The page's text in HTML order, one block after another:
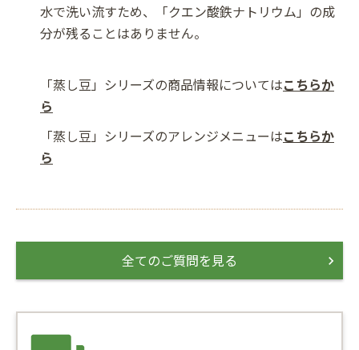
水で洗い流すため、「クエン酸鉄ナトリウム」の成
分が残ることはありません。
「蒸し豆」シリーズの商品情報についてはこちらか
ら
「蒸し豆」シリーズのアレンジメニューはこちらか
ら
全てのご質問を見る